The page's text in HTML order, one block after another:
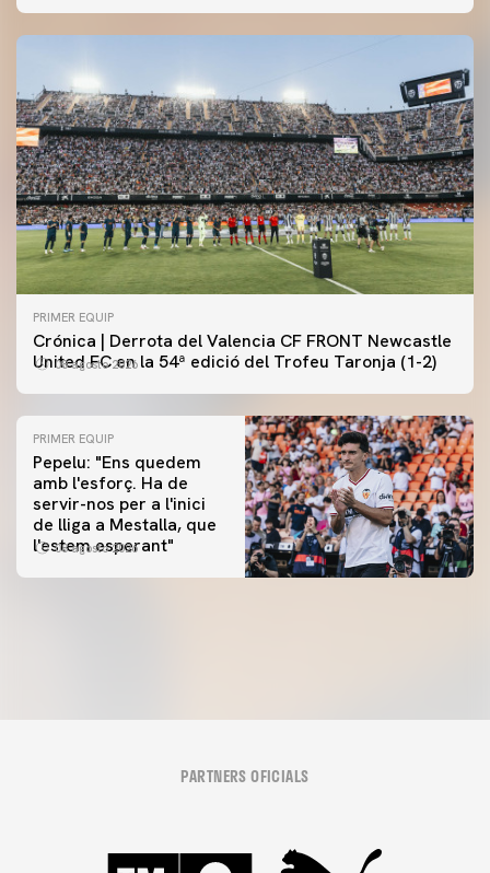
PRIMER EQUIP
Crónica | Derrota del Valencia CF FRONT Newcastle
United FC en la 54ª edició del Trofeu Taronja (1-2)
08 agosto 2026
PRIMER EQUIP
Pepelu: "Ens quedem
amb l'esforç. Ha de
servir-nos per a l'inici
de lliga a Mestalla, que
l'estem esperant"
08 agosto 2026
PRIMER EQUIP
📸 #ValenciaNUFC
PRIMER EQUIP
MESTALLA 📍
PARTNERS OFICIALS